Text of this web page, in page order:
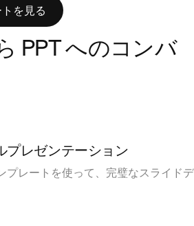
を見る
PPT へのコンバ
プレゼンテーション
プレートを使って、完璧なスライドデ